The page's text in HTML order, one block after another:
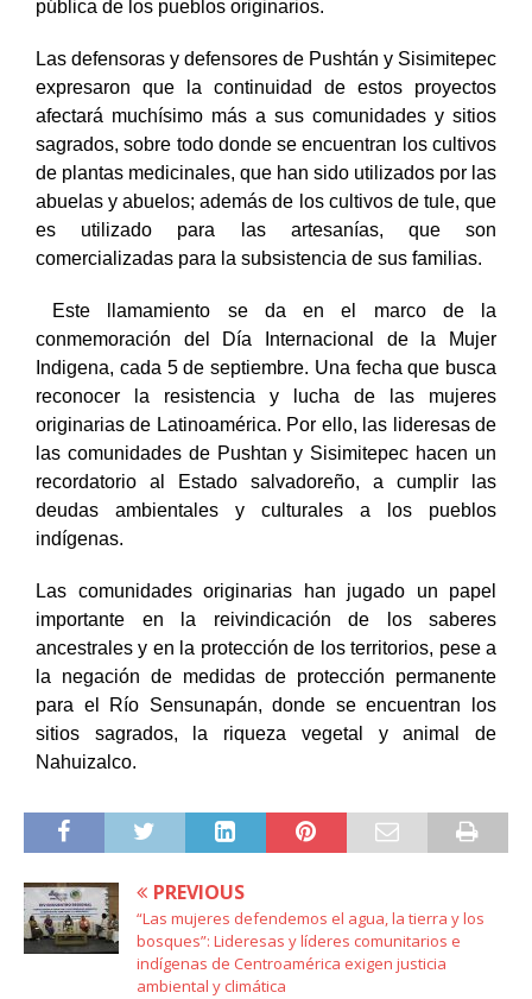
pública de los pueblos originarios.
Las defensoras y defensores de Pushtán y Sisimitepec
expresaron que la continuidad de estos proyectos
afectará muchísimo más a sus comunidades y sitios
sagrados, sobre todo donde se encuentran los cultivos
de plantas medicinales, que han sido utilizados por las
abuelas y abuelos; además de los cultivos de tule, que
es utilizado para las artesanías, que son
comercializadas para la subsistencia de sus familias.
Este llamamiento se da en el marco de la
conmemoración del Día Internacional de la Mujer
Indigena, cada 5 de septiembre. Una fecha que busca
reconocer la resistencia y lucha de las mujeres
originarias de Latinoamérica. Por ello, las lideresas de
las comunidades de Pushtan y Sisimitepec hacen un
recordatorio al Estado salvadoreño, a cumplir las
deudas ambientales y culturales a los pueblos
indígenas.
Las comunidades originarias han jugado un papel
importante en la reivindicación de los saberes
ancestrales y en la protección de los territorios, pese a
la negación de medidas de protección permanente
para el Río Sensunapán, donde se encuentran los
sitios sagrados, la riqueza vegetal y animal de
Nahuizalco.
PREVIOUS
“Las mujeres defendemos el agua, la tierra y los
bosques”: Lideresas y líderes comunitarios e
indígenas de Centroamérica exigen justicia
ambiental y climática